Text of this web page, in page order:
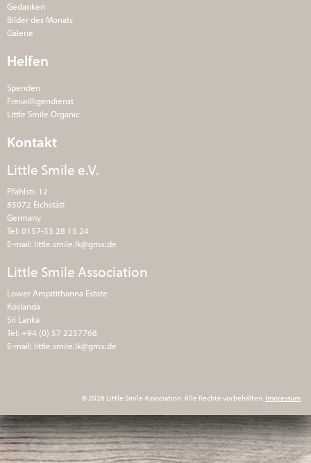
Gedanken
Bilder des Monats
Galerie
Helfen
Spenden
Freiwilligendienst
Little Smile Organic
Kontakt
Little Smile e.V.
Pfahlstr. 12
85072 Eichstätt
Germany
Tel: 0157-53 28 15 24
E-mail: little.smile.lk@gmx.de
Little Smile Association
Lower Ampitithanna Estate
Koslanda
Sri Lanka
Tel: +94 (0) 57 2257768
E-mail: little.smile.lk@gmx.de
© 2026 Little Smile Association. Alle Rechte vorbehalten. Impressum